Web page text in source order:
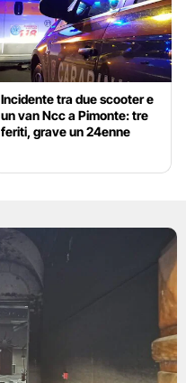
Incidente tra due scooter e
un van Ncc a Pimonte: tre
feriti, grave un 24enne